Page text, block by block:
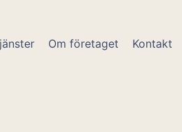
Om företaget Kontakt